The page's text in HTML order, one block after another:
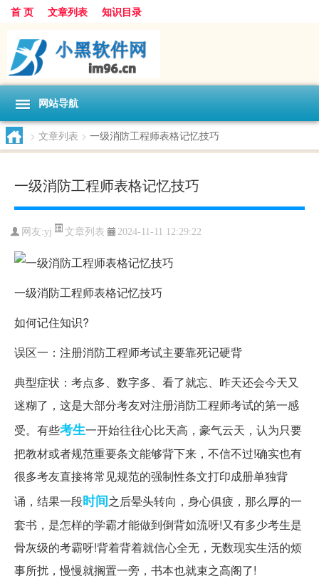
首 页 文章列表 知识目录
网站导航
> 文章列表 > 一级消防工程师表格记忆技巧
一级消防工程师表格记忆技巧
网友:yj 文章列表 2024-11-11 12:29:22
一级消防工程师表格记忆技巧
如何记住知识?
误区一：注册消防工程师考试主要靠死记硬背
典型症状：考点多、数字多、看了就忘、昨天还会今天又
迷糊了，这是大部分考友对注册消防工程师考试的第一感
受。有些考生一开始往往心比天高，豪气云天，认为只要
把教材或者规范重要条文能够背下来，不信不过!确实也有
很多考友直接将常见规范的强制性条文打印成册单独背
诵，结果一段时间之后晕头转向，身心俱疲，那么厚的一
套书，是怎样的学霸才能做到倒背如流呀!又有多少考生是
骨灰级的考霸呀!背着背着就信心全无，无数现实生活的烦
事所扰，慢慢就搁置一旁，书本也就束之高阁了!